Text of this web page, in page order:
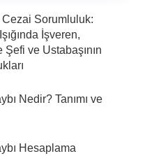
Cezai Sorumluluk:
İşveren,
ve Ustabaşının
Nedir? Tanımı ve
Hesaplama